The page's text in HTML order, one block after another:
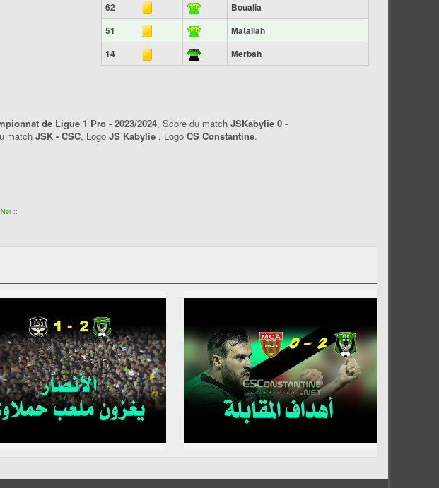
62
Boualia
51
Matallah
14
Merbah
de Ligue 1 Pro - 2023/2024, Score du match JSKabylie 0 -
match JSK - CSC, Logo JS Kabylie , Logo CS Constantine.
::